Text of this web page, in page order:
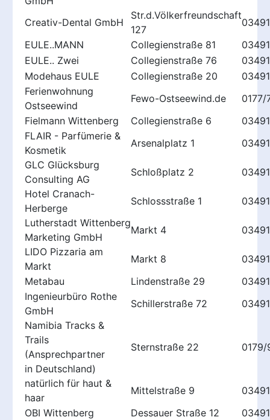
Creativ-Dental GmbH
Str.d.Völkerfreundschaft
127
EULE..MANN
Collegienstraße 81
EULE.. Zwei
Collegienstraße 76
Modehaus EULE
Collegienstraße 20
Ferienwohnung
Ostseewind
Fewo-Ostseewind.de
0177/
Fielmann Wittenberg
Collegienstraße 6
FLAIR - Parfümerie &
Kosmetik
Arsenalplatz 1
GLC Glücksburg
Consulting AG
Schloßplatz 2
Hotel Cranach-
Herberge
Schlossstraße 1
Lutherstadt Wittenberg
Marketing GmbH
Markt 4
LIDO Pizzaria am
Markt
Markt 8
Metabau
Lindenstraße 29
Ingenieurbüro Rothe
GmbH
Schillerstraße 72
Namibia Tracks &
Trails
(Ansprechpartner
in Deutschland)
Sternstraße 22
natürlich für haut &
haar
Mittelstraße 9
OBI Wittenberg
Dessauer Straße 12